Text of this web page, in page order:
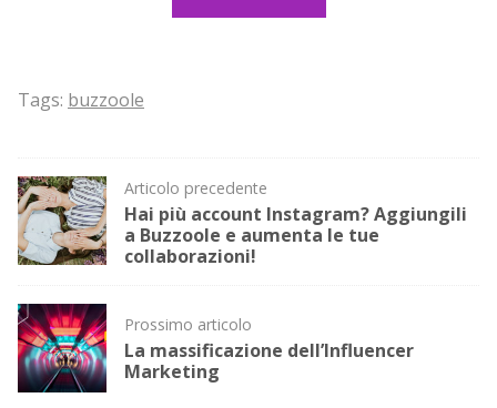
Tags: buzzoole
Post
navigation
Articolo precedente
Hai più account Instagram? Aggiungili
a Buzzoole e aumenta le tue
collaborazioni!
Prossimo articolo
La massificazione dell’Influencer
Marketing